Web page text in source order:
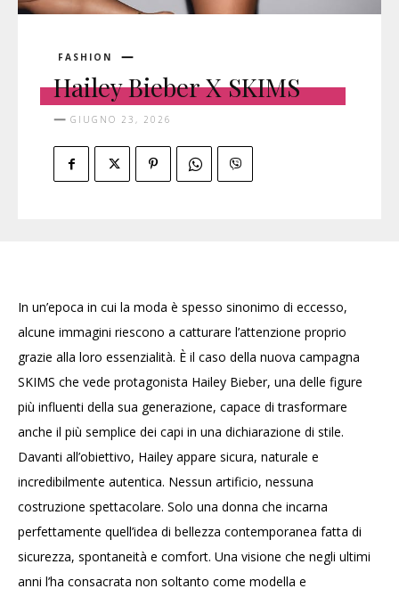
FASHION
Hailey Bieber X SKIMS
GIUGNO 23, 2026
In un’epoca in cui la moda è spesso sinonimo di eccesso,
alcune immagini riescono a catturare l’attenzione proprio
grazie alla loro essenzialità. È il caso della nuova campagna
SKIMS che vede protagonista Hailey Bieber, una delle figure
più influenti della sua generazione, capace di trasformare
anche il più semplice dei capi in una dichiarazione di stile.
Davanti all’obiettivo, Hailey appare sicura, naturale e
incredibilmente autentica. Nessun artificio, nessuna
costruzione spettacolare. Solo una donna che incarna
perfettamente quell’idea di bellezza contemporanea fatta di
sicurezza, spontaneità e comfort. Una visione che negli ultimi
anni l’ha consacrata non soltanto come modella e